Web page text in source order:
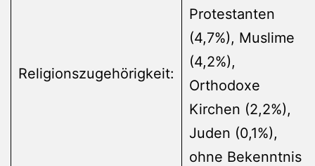
Religionszugehörigkeit:
Protestanten
(4,7%), Muslime
(4,2%),
Orthodoxe
Kirchen (2,2%),
Juden (0,1%),
ohne Bekenntnis